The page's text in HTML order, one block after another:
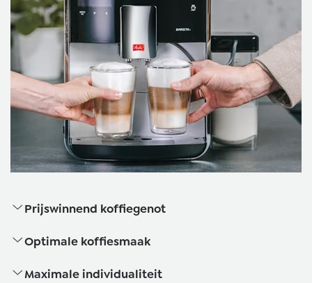
Prijswinnend koffiegenot
Optimale koffiesmaak
Maximale individualiteit